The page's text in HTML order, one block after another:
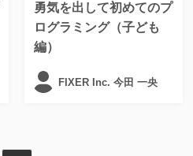
勇気を出して初めてのプ
ログラミング（子ども
編）
FIXER Inc. 今田 一央